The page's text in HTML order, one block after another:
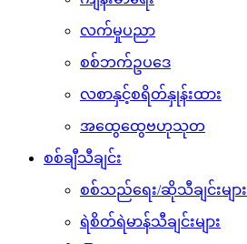
လက်မှုပညာ
စစ်ဘက်ဥပဒေ
လစာနှင့်စရိတ်နှုန်းထား
အထွေထွေဗဟုသုတ
စစ်ချီသီချင်း
စစ်သည်ရေး/ဆိုသီချင်းများ
ရဲစိတ်ရဲမာန်သီချင်းများ